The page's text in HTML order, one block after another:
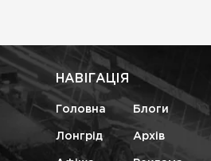
НАВІГАЦІЯ
Головна Блоги
Лонгрід Архів